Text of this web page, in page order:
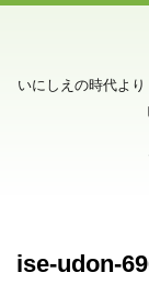
いにしえの時代よ
ise-udon-